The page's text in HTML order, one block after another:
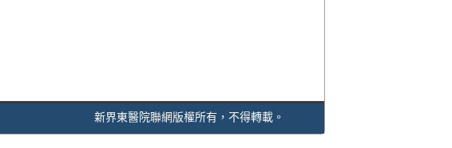
新界東醫院聯網版權所有，不得轉載。